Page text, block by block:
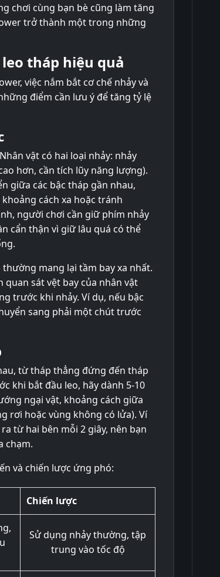
chơi cùng bạn bè cũng làm tăng
trở thành một trong những
tháp hiệu quả
việc nắm bắt cơ chế nhảy và
điểm cần lưu ý để tăng tỷ lệ
vật có hai loại nhảy: nhảy
hơn, cần tích lũy năng lượng).
giữa các bậc tháp gần nhau,
cách xa hoặc tránh
người chơi cần giữ phím nhảy
cẩn thận vì giữ lâu quá có thể
mang lại tầm bay xa nhất.
quan sát vệt bay của nhân vật
trước khi nhảy. Ví dụ, nếu bậc
sang phải một chút trước
từ tháp thẳng đứng đến tháp
khi bắt đầu leo, hãy dành 5-10
ngại vật, khoảng cách giữa
rơi hoặc vùng không có lửa). Ví
từ hai bên mỗi 2 giây, nên bạn
chạm.
và chiến lược ứng phó:
Chiến lược
Sử dụng nhảy thường, tập
trung vào tốc độ